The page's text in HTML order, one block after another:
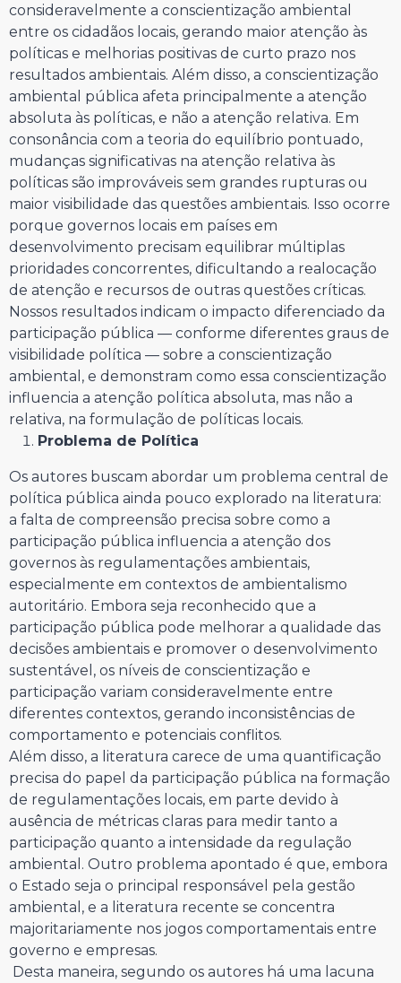
consideravelmente a conscientização ambiental
entre os cidadãos locais, gerando maior atenção às
políticas e melhorias positivas de curto prazo nos
resultados ambientais. Além disso, a conscientização
ambiental pública afeta principalmente a atenção
absoluta às políticas, e não a atenção relativa. Em
consonância com a teoria do equilíbrio pontuado,
mudanças significativas na atenção relativa às
políticas são improváveis sem grandes rupturas ou
maior visibilidade das questões ambientais. Isso ocorre
porque governos locais em países em
desenvolvimento precisam equilibrar múltiplas
prioridades concorrentes, dificultando a realocação
de atenção e recursos de outras questões críticas.
Nossos resultados indicam o impacto diferenciado da
participação pública — conforme diferentes graus de
visibilidade política — sobre a conscientização
ambiental, e demonstram como essa conscientização
influencia a atenção política absoluta, mas não a
relativa, na formulação de políticas locais.
Problema de Política
Os autores buscam abordar um problema central de
política pública ainda pouco explorado na literatura:
a falta de compreensão precisa sobre como a
participação pública influencia a atenção dos
governos às regulamentações ambientais,
especialmente em contextos de ambientalismo
autoritário. Embora seja reconhecido que a
participação pública pode melhorar a qualidade das
decisões ambientais e promover o desenvolvimento
sustentável, os níveis de conscientização e
participação variam consideravelmente entre
diferentes contextos, gerando inconsistências de
comportamento e potenciais conflitos.
Além disso, a literatura carece de uma quantificação
precisa do papel da participação pública na formação
de regulamentações locais, em parte devido à
ausência de métricas claras para medir tanto a
participação quanto a intensidade da regulação
ambiental. Outro problema apontado é que, embora
o Estado seja o principal responsável pela gestão
ambiental, e a literatura recente se concentra
majoritariamente nos jogos comportamentais entre
governo e empresas.
Desta maneira, segundo os autores há uma lacuna